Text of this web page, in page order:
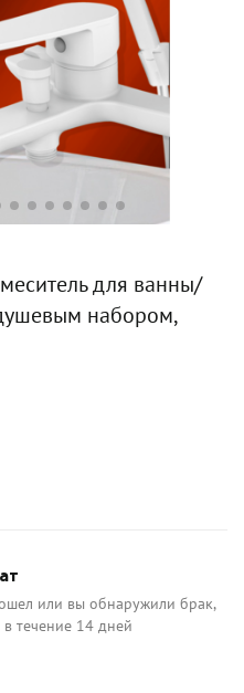
для ванны/
набором,
или вы обнаружили брак,
течение 14 дней